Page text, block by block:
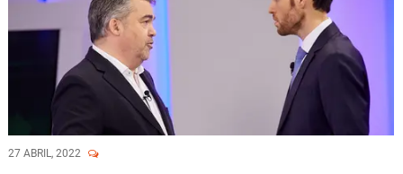
27 ABRIL, 2022